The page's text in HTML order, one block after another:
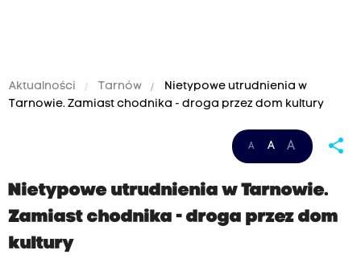
Aktualności Tarnów
Nietypowe utrudnienia w
Tarnowie. Zamiast chodnika - droga przez dom kultury
A A A share
Nietypowe utrudnienia w Tarnowie.
Zamiast chodnika - droga przez dom
kultury